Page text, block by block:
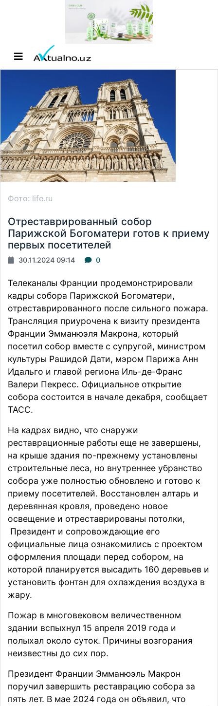
Фото: life.ru
Отреставрированный собор
Парижской Богоматери готов к приему
первых посетителей
30.11.2024 09:14 0
Телеканалы Франции продемонстрировали
кадры собора Парижской Богоматери,
отреставрированного после сильного пожара.
Трансляция приурочена к визиту президента
Франции Эмманюэля Макрона, который
посетил собор вместе с супругой, министром
культуры Рашидой Дати, мэром Парижа Анн
Идальго и главой региона Иль-де-Франс
Валери Пекресс. Официальное открытие
собора состоится в начале декабря, сообщает
ТАСС.
На кадрах видно, что снаружи
реставрационные работы еще не завершены,
на крыше здания по-прежнему установлены
строительные леса, но внутреннее убранство
собора уже полностью обновлено и готово к
приему посетителей. Восстановлен алтарь и
деревянная кровля, проведено новое
освещение и отреставрированы потолки,
Президент и сопровождающие его
официальные лица ознакомились с проектом
оформления площади перед собором, на
которой планируется высадить 160 деревьев и
установить фонтан для охлаждения воздуха в
жару.
Пожар в многовековом величественном
здании вспыхнул 15 апреля 2019 года и
полыхал около суток. Причины возгорания
неизвестны до сих пор.
Президент Франции Эмманюэль Макрон
поручил завершить реставрацию собора за
пять лет. В мае 2024 года он объявил, что